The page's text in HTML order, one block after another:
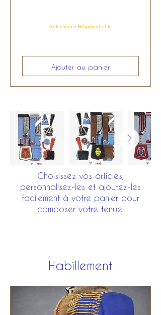
Selectionez Régiment et le
Ajouter au panier
Choisissez vos articles,
personnalisez-les et ajoutez-les
facilement à votre panier pour
composer votre tenue.
Habillement